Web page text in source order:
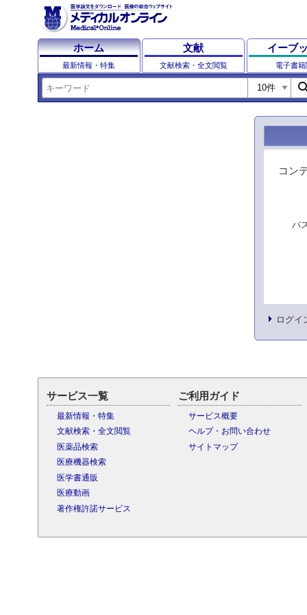
ホーム
最新情報・特集
文献
文献検索・全文閲覧
イーブ
電子書籍
コン
パ
ログイ
サービス一覧
最新情報・特集
文献検索・全文閲覧
医薬品検索
医療機器検索
医学書通販
医療動画
著作権許諾サービス
ご利用ガイド
サービス概要
ヘルプ・お問い合わせ
サイトマップ